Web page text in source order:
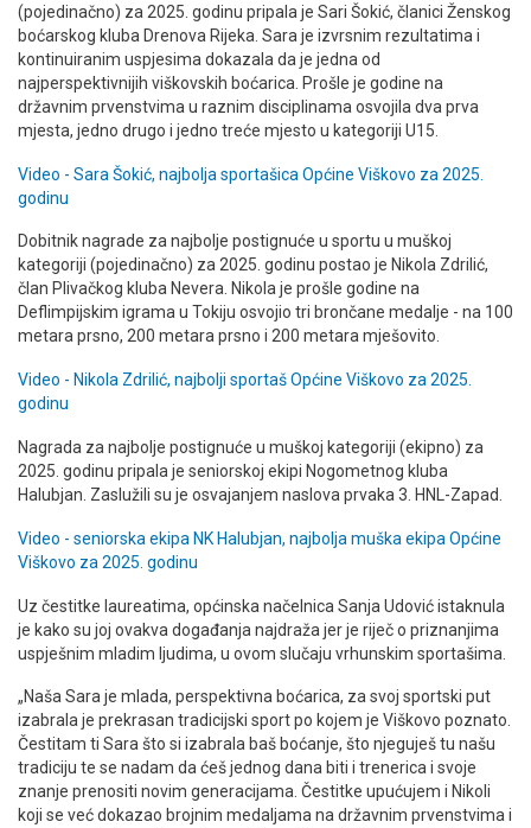
(pojedinačno) za 2025. godinu pripala je Sari Šokić, članici Ženskog
boćarskog kluba Drenova Rijeka. Sara je izvrsnim rezultatima i
kontinuiranim uspjesima dokazala da je jedna od
najperspektivnijih viškovskih boćarica. Prošle je godine na
državnim prvenstvima u raznim disciplinama osvojila dva prva
mjesta, jedno drugo i jedno treće mjesto u kategoriji U15.
Video - Sara Šokić, najbolja sportašica Općine Viškovo za 2025.
godinu
Dobitnik nagrade za najbolje postignuće u sportu u muškoj
kategoriji (pojedinačno) za 2025. godinu postao je Nikola Zdrilić,
član Plivačkog kluba Nevera. Nikola je prošle godine na
Deflimpijskim igrama u Tokiju osvojio tri brončane medalje - na 100
metara prsno, 200 metara prsno i 200 metara mješovito.
Video - Nikola Zdrilić, najbolji sportaš Općine Viškovo za 2025.
godinu
Nagrada za najbolje postignuće u muškoj kategoriji (ekipno) za
2025. godinu pripala je seniorskoj ekipi Nogometnog kluba
Halubjan. Zaslužili su je osvajanjem naslova prvaka 3. HNL-Zapad.
Video - seniorska ekipa NK Halubjan, najbolja muška ekipa Općine
Viškovo za 2025. godinu
Uz čestitke laureatima, općinska načelnica Sanja Udović istaknula
je kako su joj ovakva događanja najdraža jer je riječ o priznanjima
uspješnim mladim ljudima, u ovom slučaju vrhunskim sportašima.
„Naša Sara je mlada, perspektivna boćarica, za svoj sportski put
izabrala je prekrasan tradicijski sport po kojem je Viškovo poznato.
Čestitam ti Sara što si izabrala baš boćanje, što njeguješ tu našu
tradiciju te se nadam da ćeš jednog dana biti i trenerica i svoje
znanje prenositi novim generacijama. Čestitke upućujem i Nikoli
koji se već dokazao brojnim medaljama na državnim prvenstvima i